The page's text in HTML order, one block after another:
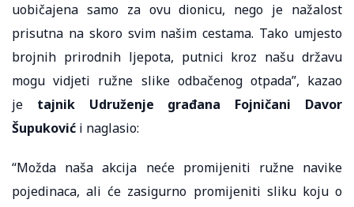
uobičajena samo za ovu dionicu, nego je nažalost
prisutna na skoro svim našim cestama. Tako umjesto
brojnih prirodnih ljepota, putnici kroz našu državu
mogu vidjeti ružne slike odbačenog otpada”, kazao
je tajnik Udruženje građana Fojničani Davor
Šupuković i naglasio:
“Možda naša akcija neće promijeniti ružne navike
pojedinaca, ali će zasigurno promijeniti sliku koju o